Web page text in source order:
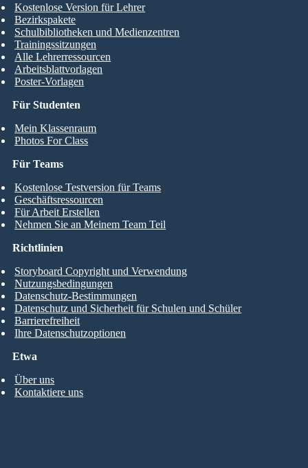
Für Studenten
Mein Klassenraum
Photos For Class
Kostenlose Version für Lehrer
Bezirkspakete
Schulbibliotheken und Medienzentren
Trainingssitzungen
Alle Lehrerressourcen
Arbeitsblattvorlagen
Poster-Vorlagen
Für Teams
Kostenlose Testversion für Teams
Geschäftsressourcen
Für Arbeit Erstellen
Nehmen Sie an Meinem Team Teil
Etwa
Über uns
Kontaktiere uns
Richtlinien
Storyboard Copyright und Verwendung
Nutzungsbedingungen
Datenschutz-Bestimmungen
Datenschutz und Sicherheit für Schulen und Schüler
Barrierefreiheit
Ihre Datenschutzoptionen